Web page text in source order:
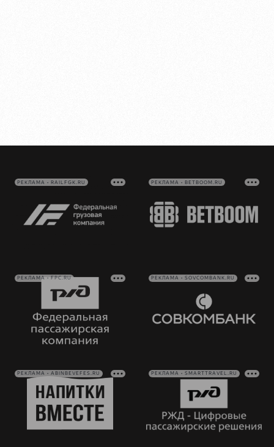
РЕКЛАМА • RAILFGK.RU РЕКЛАМА • BETBOOM.RU
РЕКЛАМА • FPC.RU РЕКЛАМА • SOVCOMBANK.RU
РЕКЛАМА • ABINBEVEFES.RU РЕКЛАМА • SMARTTRAVEL.RU